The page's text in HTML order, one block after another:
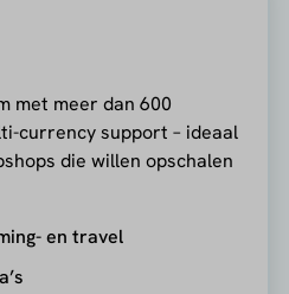
met meer dan 600
currency support – ideaal
die willen opschalen
en travel